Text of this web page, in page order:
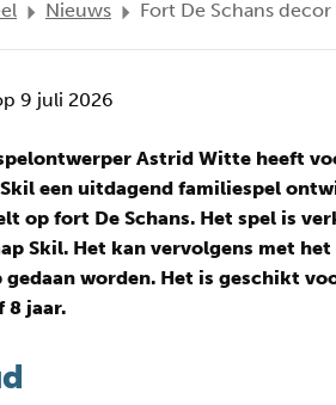
Nieuws Fort De Schans
9 juli 2026
Astrid Witte heeft
Skil een uitdagend familiespel
op fort De Schans. Het spel is
Skil. Het kan vervolgens met
worden. Het is geschikt
8 jaar.